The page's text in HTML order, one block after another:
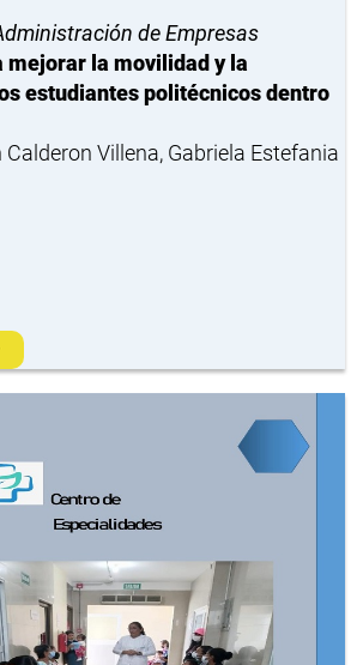
de Empresas
mejorar la movilidad y la
estudiantes politécnicos dentro
Villena, Gabriela Estefania